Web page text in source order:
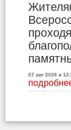
07 авг 2026 в